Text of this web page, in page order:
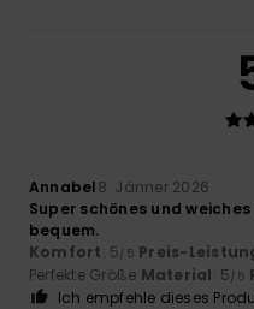
Annabel8. Jänner 2026
Super schönes und
bequem.
Komfort: 5/5 Preis-
Perfekte Größe Material: 5/5
Ich empfehle dieses